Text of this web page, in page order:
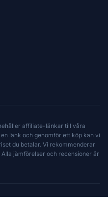
affiliate-länkar till våra
länk och genomför ett köp kan vi
du betalar. Vi rekommenderar
jämförelser och recensioner är